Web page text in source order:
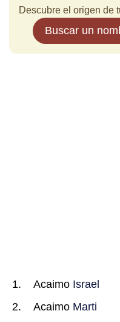
Descubre el origen de
Buscar un
Acaimo Israel
Acaimo Marti